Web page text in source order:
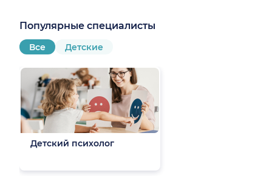
Популярные специалисты
Все Детские
Детский психолог